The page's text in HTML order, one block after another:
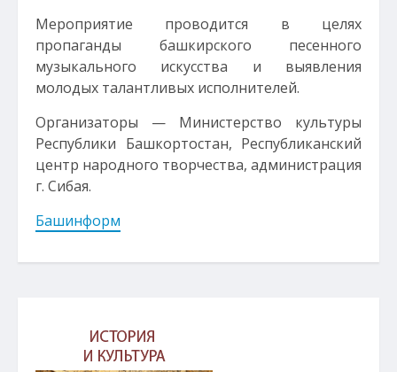
Мероприятие проводится в целях
пропаганды башкирского песенного
музыкального искусства и выявления
молодых талантливых исполнителей.
Организаторы — Министерство культуры
Республики Башкортостан, Республиканский
центр народного творчества, администрация
г. Сибая.
Башинформ